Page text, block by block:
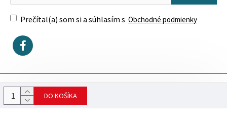
DO KOŠÍKA
Prečítal(a) som si a súhlasím s Obchodné podmienky
Copyright © 2023, SektorovýNábytok.sk